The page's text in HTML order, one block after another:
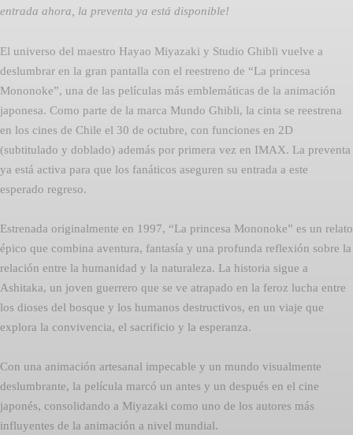
entrada ahora, la preventa ya está disponible!
El universo del maestro Hayao Miyazaki y Studio Ghibli vuelve a
deslumbrar en la gran pantalla con el reestreno de “La princesa
Mononoke”, una de las películas más emblemáticas de la animación
japonesa. Como parte de la marca Mundo Ghibli, la cinta se reestrena
en los cines de Chile el 30 de octubre, con funciones en 2D
(subtitulado y doblado) además por primera vez en IMAX. La preventa
ya está activa para que los fanáticos aseguren su entrada a este
esperado regreso.
Estrenada originalmente en 1997, “La princesa Mononoke” es un relato
épico que combina aventura, fantasía y una profunda reflexión sobre la
relación entre la humanidad y la naturaleza. La historia sigue a
Ashitaka, un joven guerrero que se ve atrapado en la feroz lucha entre
los dioses del bosque y los humanos destructivos, en un viaje que
explora la convivencia, el sacrificio y la esperanza.
Con una animación artesanal impecable y un mundo visualmente
deslumbrante, la película marcó un antes y un después en el cine
japonés, consolidando a Miyazaki como uno de los autores más
influyentes de la animación a nivel mundial.